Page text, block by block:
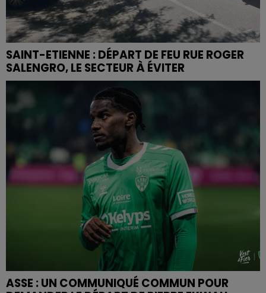
SAINT-ETIENNE : DÉPART DE FEU RUE ROGER
SALENGRO, LE SECTEUR À ÉVITER
ASSE : UN COMMUNIQUÉ COMMUN POUR